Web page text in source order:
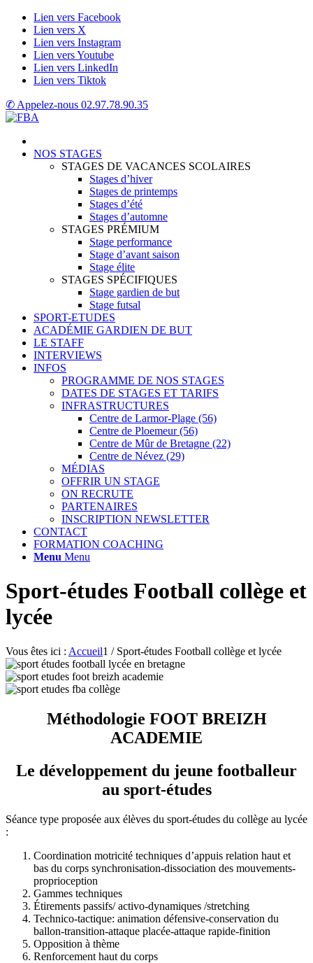
Lien vers Facebook
Lien vers X
Lien vers Instagram
Lien vers Youtube
Lien vers LinkedIn
Lien vers Tiktok
✆ Appelez-nous 02.97.78.90.35
NOS STAGES
STAGES DE VACANCES SCOLAIRES
Stages d’hiver
Stages de printemps
Stages d’été
Stages d’automne
STAGES PRÉMIUM
Stage performance
Stage d’avant saison
Stage élite
STAGES SPÉCIFIQUES
Stage gardien de but
Stage futsal
SPORT-ETUDES
ACADÉMIE GARDIEN DE BUT
LE STAFF
INTERVIEWS
INFOS
PROGRAMME DE NOS STAGES
DATES DE STAGES ET TARIFS
INFRASTRUCTURES
Centre de Larmor-Plage (56)
Centre de Ploemeur (56)
Centre de Mûr de Bretagne (22)
Centre de Névez (29)
MÉDIAS
OFFRIR UN STAGE
ON RECRUTE
PARTENAIRES
INSCRIPTION NEWSLETTER
CONTACT
FORMATION COACHING
Menu Menu
Sport-études Football collège et
lycée
Vous êtes ici : Accueil1 / Sport-études Football collège et lycée
Méthodologie FOOT BREIZH
ACADEMIE
Le développement du jeune footballeur
au sport-études
Séance type proposée aux élèves du sport-études du collège au lycée
:
Coordination motricité techniques d’appuis relation haut et
bas du corps synchronisation-dissociation des mouvements-
proprioception
Gammes techniques
Étirements passifs/ activo-dynamiques /stretching
Technico-tactique: animation défensive-conservation du
ballon-transition-attaque placée-attaque rapide-finition
Opposition à thème
Renforcement haut du corps